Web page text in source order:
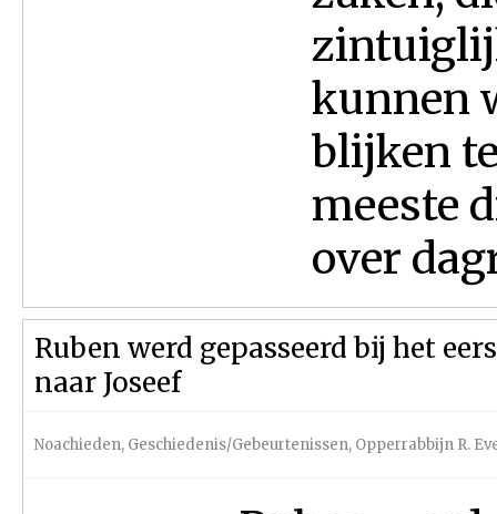
kunnen
blijken
meeste
over
Ruben werd gepasseerd bij het
naar Joseef
Noachieden, Geschiedenis/Gebeurtenissen, Opperrabbijn R.